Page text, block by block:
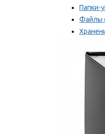
Папки-
Файлы
Мы